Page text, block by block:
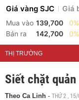
Giá vàng SJC Giá
Mua vào 139,700
0%
Bán ra
142,700 0%
THỊ TRƯỜNG
Siết chặt
Theo Ca Linh - THỨ 2 ,